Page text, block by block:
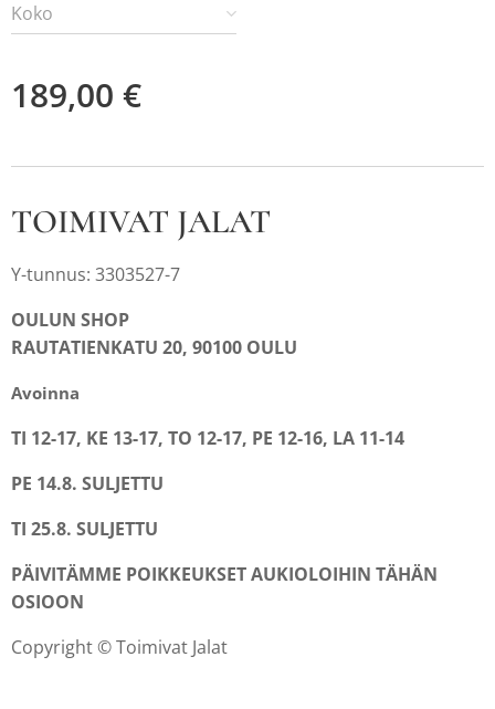
Koko
189,00 €
TOIMIVAT JALAT
Y-tunnus: 3303527-7
OULUN SHOP
RAUTATIENKATU 20, 90100 OULU
Avoinna
TI 12-17, KE 13-17, TO 12-17, PE 12-16, LA 11-14
PE 14.8. SULJETTU
TI 25.8. SULJETTU
PÄIVITÄMME POIKKEUKSET AUKIOLOIHIN TÄHÄN
OSIOON
Copyright © Toimivat Jalat